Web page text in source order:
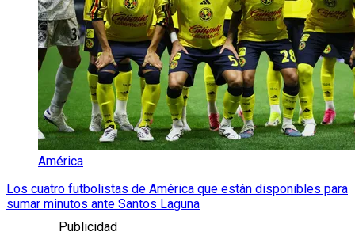
América
Los cuatro futbolistas de América que están disponibles para
sumar minutos ante Santos Laguna
Publicidad